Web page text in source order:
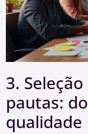
3.
pautas:
qualidade